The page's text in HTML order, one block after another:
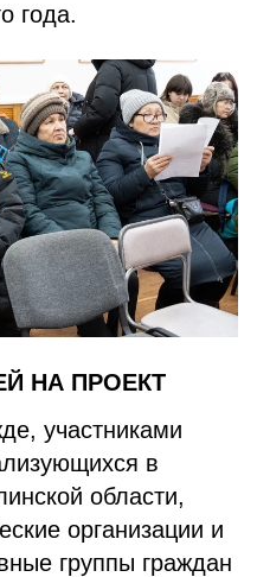
года.
НА ПРОЕКТ
участниками
в
области,
организации и
группы граждан